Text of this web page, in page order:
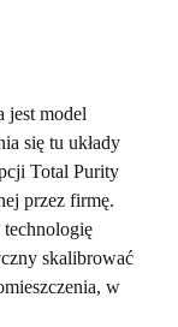
jest model
się tu układy
Total Purity
przez firmę.
skalibrować
w